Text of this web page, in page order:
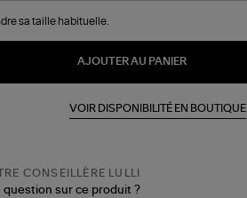
sa taille habituelle.
AJOUTER AU PANIER
VOIR DISPONIBILITÉ EN BOUTIQUE
CONSEILLÈRE LULLI
question sur ce produit ?